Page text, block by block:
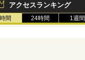
アクセスランキング
間 24時間 1週間